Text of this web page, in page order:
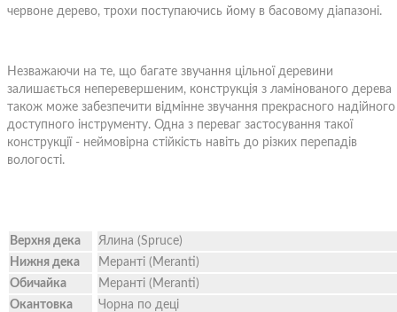
червоне дерево, трохи поступаючись йому в басовому діапазоні.
Незважаючи на те, що багате звучання цільної деревини
залишається неперевершеним, конструкція з ламінованого дерева
також може забезпечити відмінне звучання прекрасного надійного
доступного інструменту. Одна з переваг застосування такої
конструкції - неймовірна стійкість навіть до різких перепадів
вологості.
Верхня дека
Ялина (Spruce)
Нижня дека
Меранті (Meranti)
Обичайка
Меранті (Meranti)
Окантовка
Чорна по деці